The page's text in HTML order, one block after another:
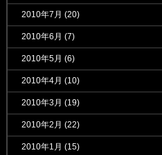
2010年7月 (20)
2010年6月 (7)
2010年5月 (6)
2010年4月 (10)
2010年3月 (19)
2010年2月 (22)
2010年1月 (15)